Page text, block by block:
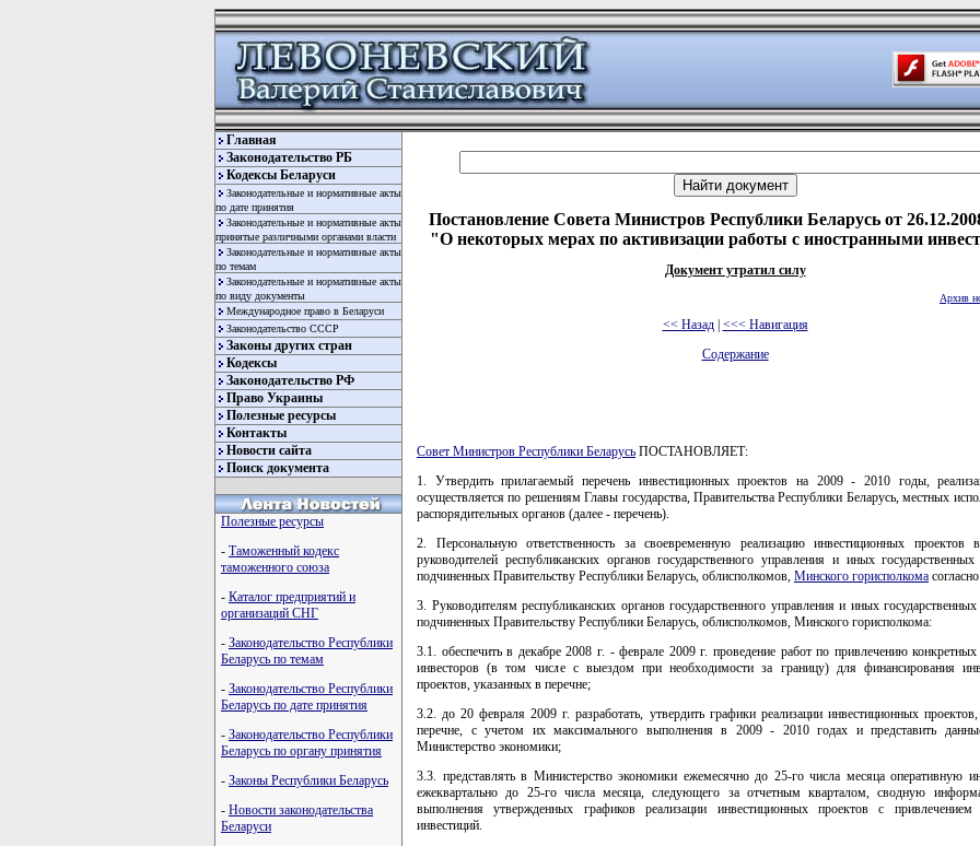
Главная
Законодательство РБ
Кодексы Беларуси
Законодательные и нормативные акты
по дате принятия
Законодательные и нормативные акты
принятые различными органами власти
Законодательные и нормативные акты
по темам
Законодательные и нормативные акты
по виду документы
Международное право в Беларуси
Законодательство СССР
Законы других стран
Кодексы
Законодательство РФ
Право Украины
Полезные ресурсы
Контакты
Новости сайта
Поиск документа
Полезные ресурсы
- Таможенный кодекс
таможенного союза
- Каталог предприятий и
организаций СНГ
- Законодательство Республики
Беларусь по темам
- Законодательство Республики
Беларусь по дате принятия
- Законодательство Республики
Беларусь по органу принятия
- Законы Республики Беларусь
- Новости законодательства
Беларуси
Постановление Совета Министров Республики Беларусь от
"О некоторых мерах по активизации работы с иностранными
Документ утратил силу
Архив
<< Назад| <<< Навигация
Содержание
Совет Министров Республики Беларусь ПОСТАНОВЛЯЕТ:
1. Утвердить прилагаемый перечень инвестиционных проектов на 2009 - 2010 годы,
осуществляется по решениям Главы государства, Правительства Республики Беларусь, местных
распорядительных органов (далее - перечень).
2. Персональную ответственность за своевременную реализацию инвестиционных проектов
руководителей республиканских органов государственного управления и иных государственных
подчиненных Правительству Республики Беларусь, облисполкомов, Минского горисполкома
3. Руководителям республиканских органов государственного управления и иных государственных
подчиненных Правительству Республики Беларусь, облисполкомов, Минского горисполкома:
3.1. обеспечить в декабре 2008 г. - феврале 2009 г. проведение работ по привлечению
инвесторов (в том числе с выездом при необходимости за границу) для финансирования
проектов, указанных в перечне;
3.2. до 20 февраля 2009 г. разработать, утвердить графики реализации инвестиционных
перечне, с учетом их максимального выполнения в 2009 - 2010 годах и представить
Министерство экономики;
3.3. представлять в Министерство экономики ежемесячно до 25-го числа месяца оперативную
ежеквартально до 25-го числа месяца, следующего за отчетным кварталом, сводную
выполнения утвержденных графиков реализации инвестиционных проектов с привлечением
инвестиций.